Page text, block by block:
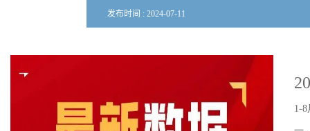
发布时间 : 2024-07-11
1-